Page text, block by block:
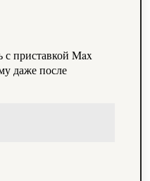
с приставкой Max
даже после